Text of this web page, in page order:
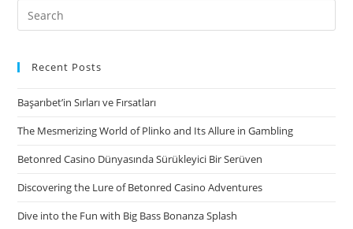
–
–
Diese
ohne
Schei?
hier
Search
for:
Recent Posts
Başarıbet’in Sırları ve Fırsatları
The Mesmerizing World of Plinko and Its Allure in Gambling
Betonred Casino Dünyasında Sürükleyici Bir Serüven
Discovering the Lure of Betonred Casino Adventures
Dive into the Fun with Big Bass Bonanza Splash